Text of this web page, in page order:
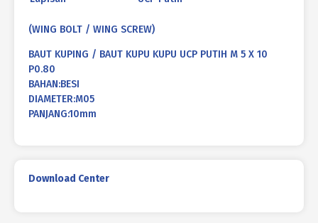
(WING BOLT / WING SCREW)
BAUT KUPING / BAUT KUPU KUPU UCP PUTIH M 5 X 10
P0.80
BAHAN:BESI
DIAMETER:M05
PANJANG:10mm
Download Center